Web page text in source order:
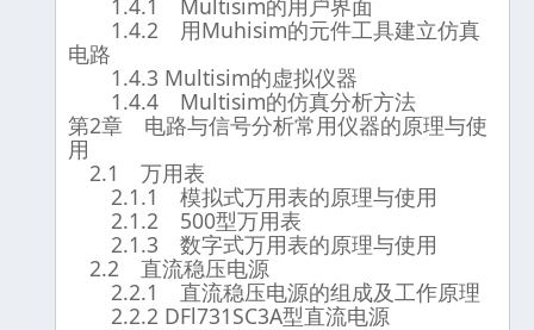
1.4.1 Multisim的用户界面
1.4.2 用Muhisim的元件工具建立仿真
电路
1.4.3 Multisim的虚拟仪器
1.4.4 Multisim的仿真分析方法
第2章 电路与信号分析常用仪器的原理与使
用
2.1 万用表
2.1.1 模拟式万用表的原理与使用
2.1.2 500型万用表
2.1.3 数字式万用表的原理与使用
2.2 直流稳压电源
2.2.1 直流稳压电源的组成及工作原理
2.2.2 DFl731SC3A型直流电源